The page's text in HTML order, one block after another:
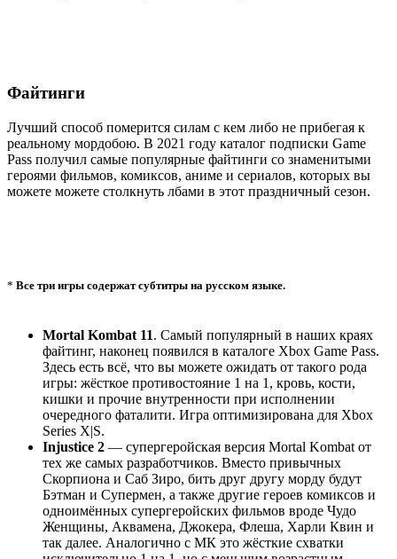
Файтинги
Лучший способ померится силам с кем либо не прибегая к
реальному мордобою. В 2021 году каталог подписки Game
Pass получил самые популярные файтинги со знаменитыми
героями фильмов, комиксов, аниме и сериалов, которых вы
можете можете столкнуть лбами в этот праздничный сезон.
* Все три игры содержат субтитры на русском языке.
Mortal Kombat 11. Самый популярный в наших краях
файтинг, наконец появился в каталоге Xbox Game Pass.
Здесь есть всё, что вы можете ожидать от такого рода
игры: жёсткое противостояние 1 на 1, кровь, кости,
кишки и прочие внутренности при исполнении
очередного фаталити. Игра оптимизирована для Xbox
Series X|S.
Injustice 2 — супергеройская версия Mortal Kombat от
тех же самых разработчиков. Вместо привычных
Скорпиона и Саб Зиро, бить друг другу морду будут
Бэтман и Супермен, а также другие героев комиксов и
одноимённых супергеройских фильмов вроде Чудо
Женщины, Аквамена, Джокера, Флеша, Харли Квин и
так далее. Аналогично с МК это жёсткие схватки